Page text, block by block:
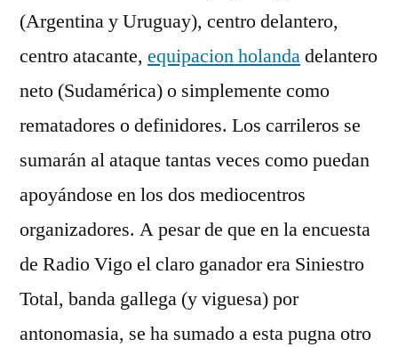
(Argentina y Uruguay), centro delantero,
centro atacante, equipacion holandadelantero
neto (Sudamérica) o simplemente como
rematadores o definidores. Los carrileros se
sumarán al ataque tantas veces como puedan
apoyándose en los dos mediocentros
organizadores. A pesar de que en la encuesta
de Radio Vigo el claro ganador era Siniestro
Total, banda gallega (y viguesa) por
antonomasia, se ha sumado a esta pugna otro